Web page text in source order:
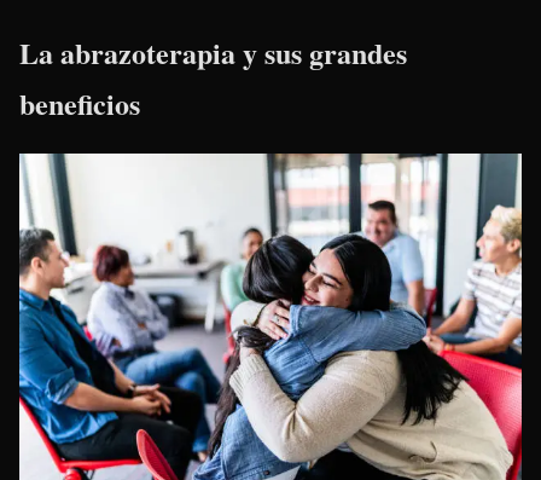
La abrazoterapia y sus grandes
beneficios